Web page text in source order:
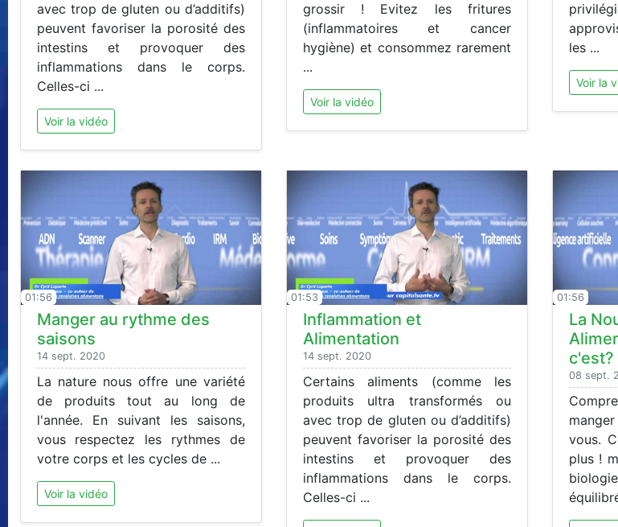
avec trop de gluten ou d’additifs)
peuvent favoriser la porosité des
intestins et provoquer des
inflammations dans le corps.
Celles-ci ...
Voir la vidéo
grossir ! Evitez les fritures
(inflammatoires et cancer
hygiène) et consommez rarement
...
Voir la vidéo
les ...
Voir la
01:56
Manger au rythme des
saisons
14 sept. 2020
La nature nous offre une variété
de produits tout au long de
l'année. En suivant les saisons,
vous respectez les rythmes de
votre corps et les cycles de ...
Voir la vidéo
01:53
Inflammation et
Alimentation
14 sept. 2020
Certains aliments (comme les
produits ultra transformés ou
avec trop de gluten ou d’additifs)
peuvent favoriser la porosité des
intestins et provoquer des
inflammations dans le corps.
Celles-ci ...
01:56
La
c'est?
08 sept.
vous.
plus !